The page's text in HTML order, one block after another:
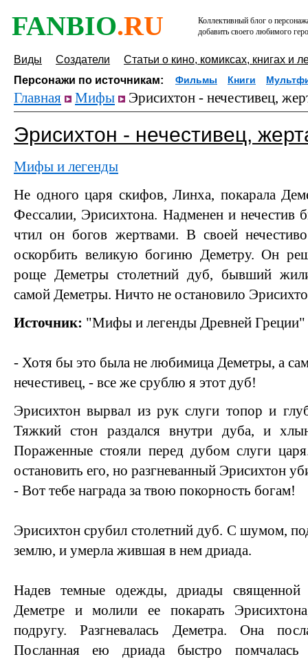
FANBIO.RU
Коллективный блог о
добавить своего любимого
Виды Создатели
Статьи о кино, комиксах, книгах и
Персонажи по источникам:
Фильмы Книги
Главная Мифы Эрисихтон - нечестивец,
Эрисихтон - нечестивец,
Мифы и легенды
Не одного царя скифов, Линха, покарала
Фессалии, Эрисихтона. Надменен и нечестив
чтил он богов жертвами. В своей
оскорбить великую богиню Деметру. Он
роще Деметры столетний дуб, бывший
самой Деметры. Ничто не остановило
Источник: "Мифы и легенды Древней
- Хотя бы это была не любимица Деметры, а
нечестивец, - все же срублю я этот дуб!
Эрисихтон вырвал из рук слуги топор и
Тяжкий стон раздался внутри дуба, и
Пораженные стояли перед дубом слуги
остановить его, но разгневанный Эрисихтон
- Вот тебе награда за твою покорность богам!
Эрисихтон срубил столетний дуб. С шумом,
землю, и умерла жившая в нем дриада.
Надев темные одежды, дриады
Деметре и молили ее покарать
подругу. Разгневалась Деметра. Она
Посланная ею дриада быстро